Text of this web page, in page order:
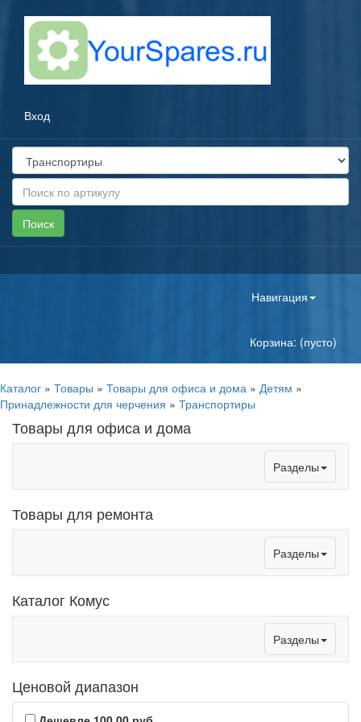
Вход
Toggle
Навигация
Корзина: (пусто)
Каталог » Товары » Товары для офиса и дома » Детям »
Принадлежности для черчения » Транспортиры
Товары для офиса и дома
Toggle
navigation
Разделы
Товары для ремонта
Toggle
navigation
Разделы
Каталог Комус
Toggle
navigation
Разделы
Ценовой диапазон